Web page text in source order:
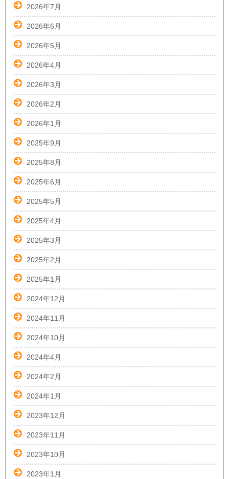
2026年7月
2026年6月
2026年5月
2026年4月
2026年3月
2026年2月
2026年1月
2025年9月
2025年8月
2025年6月
2025年5月
2025年4月
2025年3月
2025年2月
2025年1月
2024年12月
2024年11月
2024年10月
2024年4月
2024年2月
2024年1月
2023年12月
2023年11月
2023年10月
2023年1月